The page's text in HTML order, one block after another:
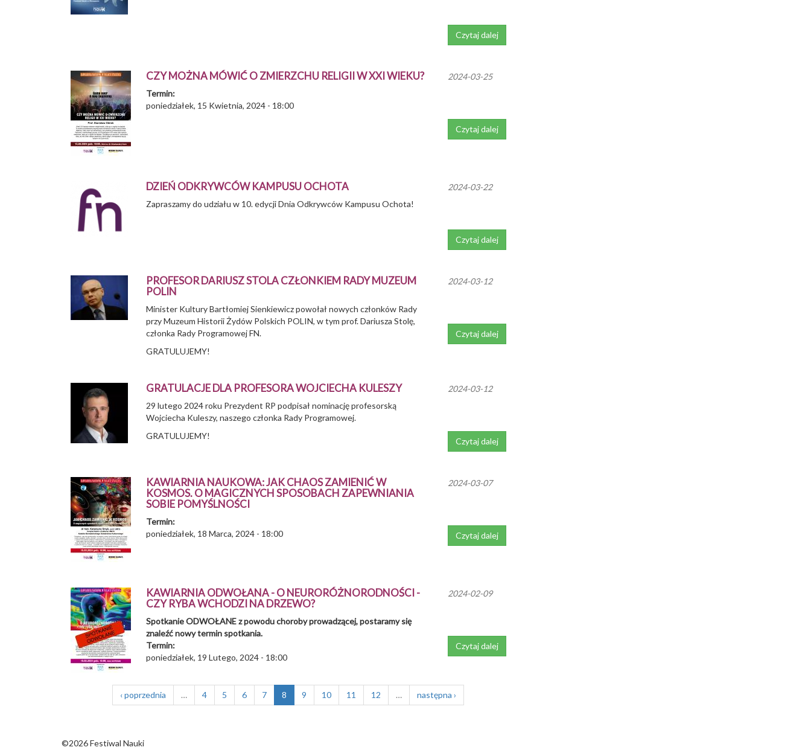
Czytaj dalej
CZY MOŻNA MÓWIĆ O ZMIERZCHU RELIGII W XXI WIEKU?
Termin:
poniedziałek, 15 Kwietnia, 2024 - 18:00
2024-03-25
Czytaj dalej
DZIEŃ ODKRYWCÓW KAMPUSU OCHOTA
Zapraszamy do udziału w 10. edycji Dnia Odkrywców Kampusu Ochota!
2024-03-22
Czytaj dalej
PROFESOR DARIUSZ STOLA CZŁONKIEM RADY MUZEUM
POLIN
Minister Kultury Bartłomiej Sienkiewicz powołał nowych członków Rady
przy Muzeum Historii Żydów Polskich POLIN, w tym prof. Dariusza Stolę,
członka Rady Programowej FN.
GRATULUJEMY!
2024-03-12
Czytaj dalej
GRATULACJE DLA PROFESORA WOJCIECHA KULESZY
29 lutego 2024 roku Prezydent RP podpisał nominację profesorską
Wojciecha Kuleszy, naszego członka Rady Programowej.
GRATULUJEMY!
2024-03-12
Czytaj dalej
KAWIARNIA NAUKOWA: JAK CHAOS ZAMIENIĆ W
KOSMOS. O MAGICZNYCH SPOSOBACH ZAPEWNIANIA
SOBIE POMYŚLNOŚCI
Termin:
poniedziałek, 18 Marca, 2024 - 18:00
2024-03-07
Czytaj dalej
KAWIARNIA ODWOŁANA - O NEURORÓŻNORODNOŚCI -
CZY RYBA WCHODZI NA DRZEWO?
Spotkanie ODWOŁANE z powodu choroby prowadzącej, postaramy się
znaleźć nowy termin spotkania.
Termin:
poniedziałek, 19 Lutego, 2024 - 18:00
2024-02-09
Czytaj dalej
‹ poprzednia … 4 5 6 7 8 9 10 11 12 … następna ›
©2026 Festiwal Nauki